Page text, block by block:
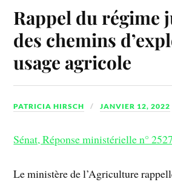
Rappel du régime
des chemins
usage agricole
PATRICIA HIRSCH JANVIER 12, 2022
Sénat, Réponse ministérielle n°
Le ministère de l’Agriculture